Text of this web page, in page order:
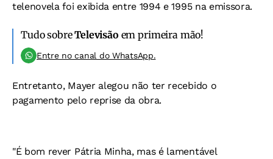
telenovela foi exibida entre 1994 e 1995 na emissora.
Tudo sobreTelevisão em primeira mão!
Entre no canal do WhatsApp.
Entretanto, Mayer alegou não ter recebido o
pagamento pelo reprise da obra.
"É bom rever Pátria Minha, mas é lamentável